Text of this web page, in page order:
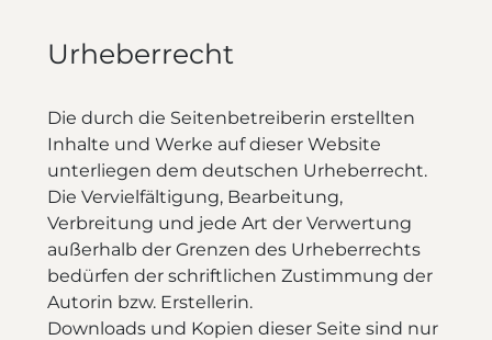
Urheberrecht
Die durch die Seitenbetreiberin erstellten
Inhalte und Werke auf dieser Website
unterliegen dem deutschen Urheberrecht.
Die Vervielfältigung, Bearbeitung,
Verbreitung und jede Art der Verwertung
außerhalb der Grenzen des Urheberrechts
bedürfen der schriftlichen Zustimmung der
Autorin bzw. Erstellerin.
Downloads und Kopien dieser Seite sind nur